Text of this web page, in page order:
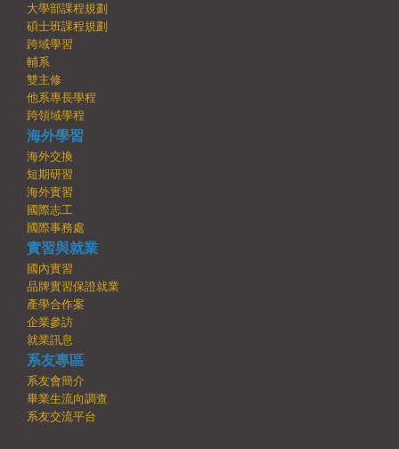
大學部課程規劃
碩士班課程規劃
跨域學習
輔系
雙主修
他系專長學程
跨領域學程
海外學習
海外交換
短期研習
海外實習
國際志工
國際事務處
實習與就業
國內實習
品牌實習保證就業
產學合作案
企業參訪
就業訊息
系友專區
系友會簡介
畢業生流向調查
系友交流平台